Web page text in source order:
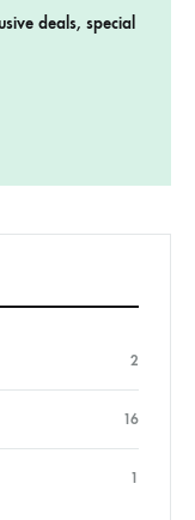
deals, special
2
16
1